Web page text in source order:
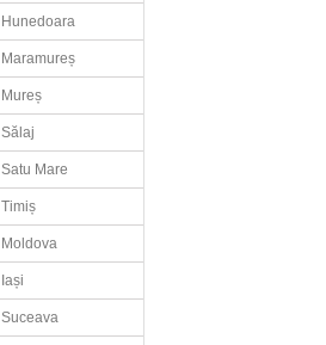
Hunedoara
Maramureș
Mureș
Sălaj
Satu Mare
Timiș
Moldova
Iași
Suceava